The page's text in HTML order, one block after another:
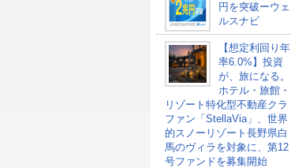
円を突破ーウェ
ルスナビ
【想定利回り年
率6.0%】投資
が、旅になる。
ホテル・旅館・
リゾート特化型不動産クラ
ファン「StellaVia」、世界
的スノーリゾート長野県白
馬のヴィラを対象に、第12
号ファンドを募集開始